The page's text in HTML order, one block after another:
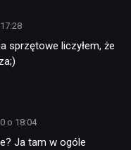
sprzętowe liczyłem, że
o 18:04
Ja tam w ogóle